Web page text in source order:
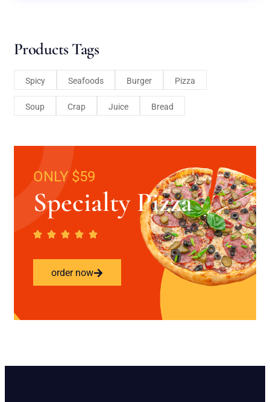
Products Tags
Spicy Seafoods Burger Pizza
Soup Crap Juice Bread
ONLY $59
Specialty Pizza
order now